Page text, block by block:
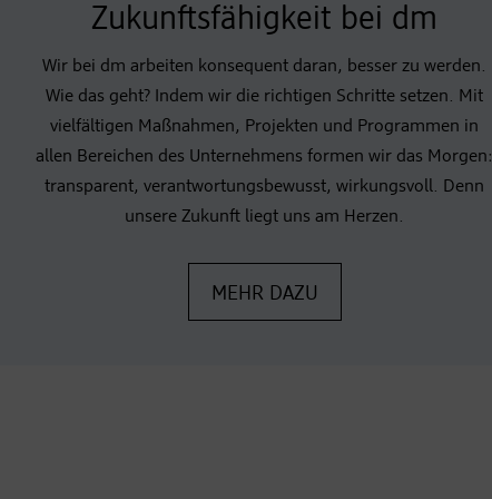
Zukunftsfähigkeit bei dm
Wir bei dm arbeiten konsequent daran, besser zu werden.
Wie das geht? Indem wir die richtigen Schritte setzen. Mit
vielfältigen Maßnahmen, Projekten und Programmen in
allen Bereichen des Unternehmens formen wir das Morgen:
transparent, verantwortungsbewusst, wirkungsvoll. Denn
unsere Zukunft liegt uns am Herzen.
MEHR DAZU